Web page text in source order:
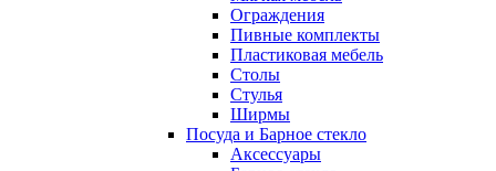
Ограждения
Пивные комплекты
Пластиковая мебель
Столы
Стулья
Ширмы
Посуда и Барное стекло
Аксессуары